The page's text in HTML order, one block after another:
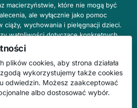
macierzyństwie, które nie mogą być
ale wyłącznie jako pomoc
ciąży, wychowania i pielęgnacji dzieci.
wątpliwości dotyczące konkretnych
konsultować z prowadzącym
innym stosownym specjalistą w danej
nie odpowiada za treść reklam,
konsekwencji prawnych ani
mogące wyniknąć na skutek
bez wcześniejszej konsultacji
plików cookies, aby strona działała
zgodą wykorzystujemy także cookies
odwiedzin. Możesz zaakceptować
albo dostosować wybór.